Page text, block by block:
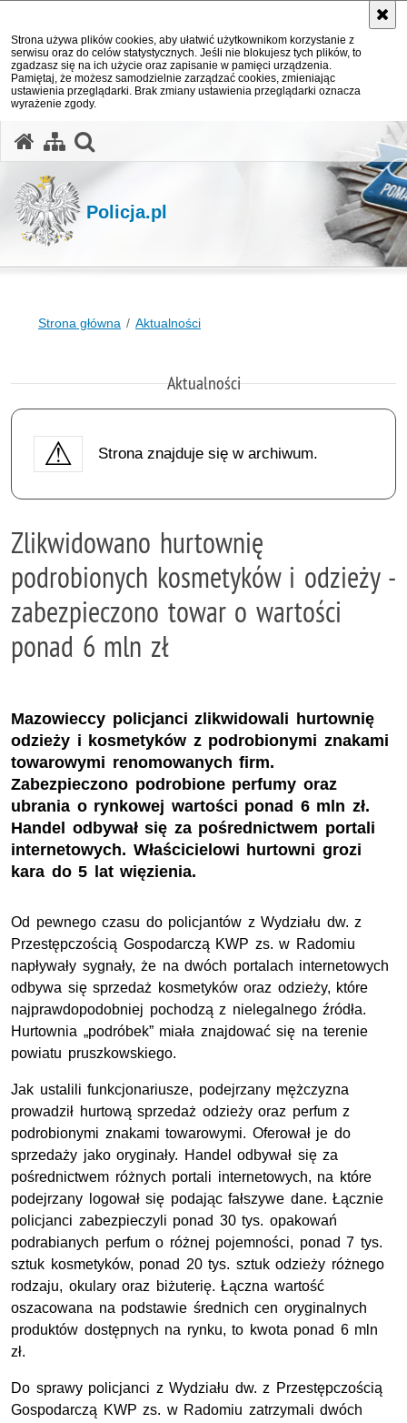
Strona używa plików cookies, aby ułatwić użytkownikom korzystanie z
serwisu oraz do celów statystycznych. Jeśli nie blokujesz tych plików, to
zgadzasz się na ich użycie oraz zapisanie w pamięci urządzenia.
Pamiętaj, że możesz samodzielnie zarządzać cookies, zmieniając
ustawienia przeglądarki. Brak zmiany ustawienia przeglądarki oznacza
wyrażenie zgody.
Policja.pl
Strona główna Aktualności
Aktualności
Strona znajduje się w archiwum.
Zlikwidowano hurtownię
podrobionych kosmetyków i odzieży -
zabezpieczono towar o wartości
ponad 6 mln zł
Mazowieccy policjanci zlikwidowali hurtownię
odzieży i kosmetyków z podrobionymi znakami
towarowymi renomowanych firm.
Zabezpieczono podrobione perfumy oraz
ubrania o rynkowej wartości ponad 6 mln zł.
Handel odbywał się za pośrednictwem portali
internetowych. Właścicielowi hurtowni grozi
kara do 5 lat więzienia.
Od pewnego czasu do policjantów z Wydziału dw. z
Przestępczością Gospodarczą KWP zs. w Radomiu
napływały sygnały, że na dwóch portalach internetowych
odbywa się sprzedaż kosmetyków oraz odzieży, które
najprawdopodobniej pochodzą z nielegalnego źródła.
Hurtownia „podróbek” miała znajdować się na terenie
powiatu pruszkowskiego.
Jak ustalili funkcjonariusze, podejrzany mężczyzna
prowadził hurtową sprzedaż odzieży oraz perfum z
podrobionymi znakami towarowymi. Oferował je do
sprzedaży jako oryginały. Handel odbywał się za
pośrednictwem różnych portali internetowych, na które
podejrzany logował się podając fałszywe dane. Łącznie
policjanci zabezpieczyli ponad 30 tys. opakowań
podrabianych perfum o różnej pojemności, ponad 7 tys.
sztuk kosmetyków, ponad 20 tys. sztuk odzieży różnego
rodzaju, okulary oraz biżuterię. Łączna wartość
oszacowana na podstawie średnich cen oryginalnych
produktów dostępnych na rynku, to kwota ponad 6 mln
zł.
Do sprawy policjanci z Wydziału dw. z Przestępczością
Gospodarczą KWP zs. w Radomiu zatrzymali dwóch